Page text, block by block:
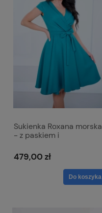
Sukienka Roxana morska
- z paskiem i
479,00 zł
Do koszyka